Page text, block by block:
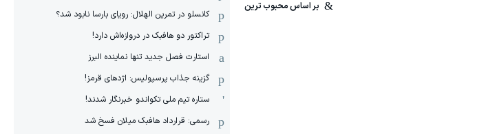
کانسلو در تمرین الهلال: رویای بارسا نابود شد؟
تراکتور دو هافبک در دروازه‌اش دارد!
استارت فصل جدید تنها نماینده البرز
گزینه جذاب پرسپولیس: اژدهای قرمز!
ستاره تیم ملی تکواندو خبرنگار شدند!
رسمی: قرارداد هافبک میلان فسخ شد